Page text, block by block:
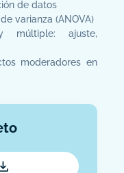
de datos
varianza (ANOVA)
múltiple: ajuste,
moderadores en